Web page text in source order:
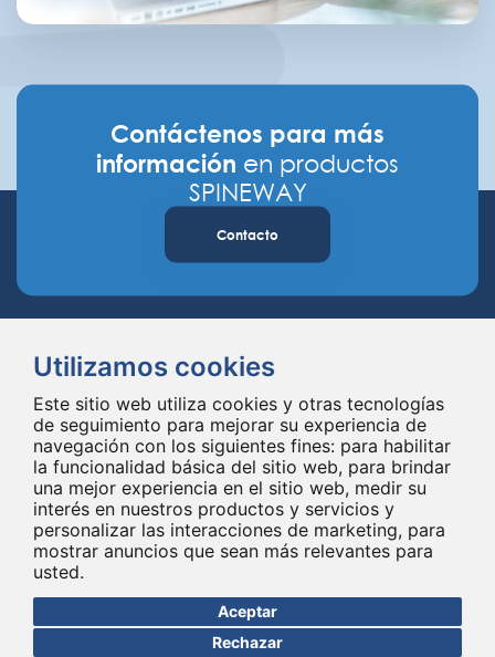
Utilizamos cookies
Este sitio web utiliza cookies y otras tecnologías
de seguimiento para mejorar su experiencia de
navegación con los siguientes fines: para habilitar
la funcionalidad básica del sitio web, para brindar
una mejor experiencia en el sitio web, medir su
interés en nuestros productos y servicios y
personalizar las interacciones de marketing, para
mostrar anuncios que sean más relevantes para
usted.
Aceptar
Rechazar
Contáctenos para más
información en productos
SPINEWAY
Contacto
Spineway diseña y suministra innovadores implantes e instrumentales
para la columna vertebral, mejorando la cirugía de la columna vertebral
en todo el mundo desde hace 20 años.